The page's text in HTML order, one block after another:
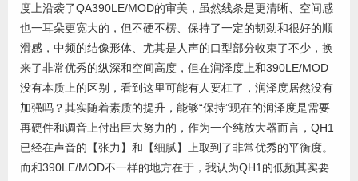
度上沿袭了QA390LE/MOD的审美，虽然线条是更清晰、空间感
也一耳朵更宽大的，但不硬不楞、保持了一定的韧劲和很好的顺
滑感，中频的结像形体、尤其是人声的口型部分收束了不少，换
来了非常优秀的纵深和空间高度，但在润泽度上和390LE/MOD
没有本质上的区别，看到这里可能有人要杠了，润泽度居然没有
加强吗？其实随着素质的提升，能够“保持”现在的润泽度是需要
再硬件和调音上付出巨大努力的，作为一个纯放大器而言，QH1
已经在声音的【张力】和【细腻】上取到了非常优秀的平衡度。
而和390LE/MOD不一样的地方在于，我认为QH1的低频其实要